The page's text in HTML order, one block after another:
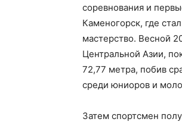
соревнования и
Каменогорск, где
мастерство. Весной
Центральной Азии,
72,77 метра, побив
среди юниоров и
Затем спортсмен